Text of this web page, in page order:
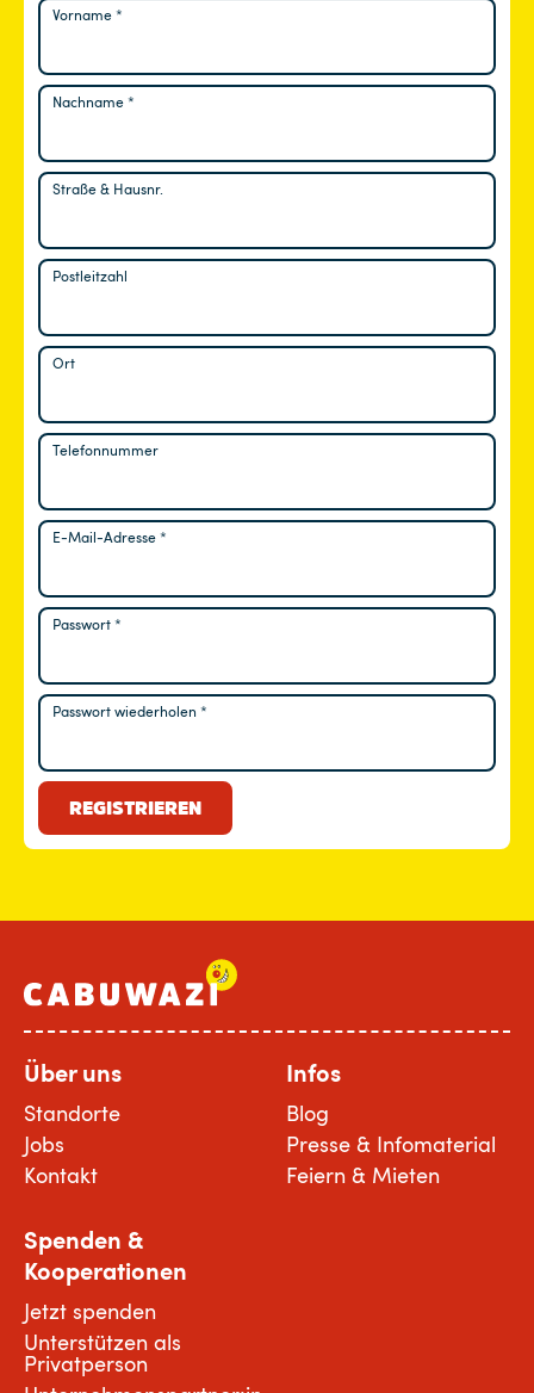
Vorname*
Nachname*
Straße & Hausnr.
Postleitzahl
Ort
Telefonnummer
E-Mail-Adresse*
Passwort*
Passwort wiederholen *
REGISTRIEREN
Über uns
Standorte
Jobs
Kontakt
Infos
Blog
Presse & Infomaterial
Feiern & Mieten
Spenden &
Kooperationen
Jetzt spenden
Unterstützen als
Privatperson